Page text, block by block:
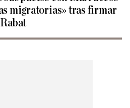
migratorias» tras firmar